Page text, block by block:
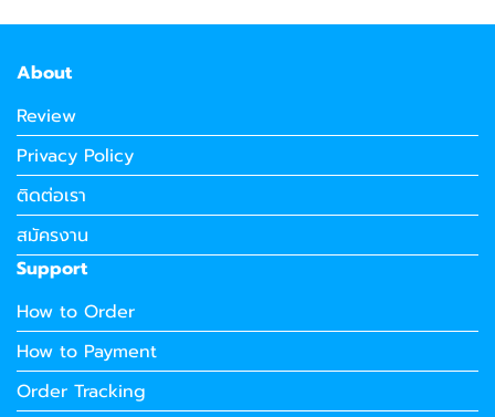
About
Review
Privacy Policy
ติดต่อเรา
สมัครงาน
Support
How to Order
How to Payment
Order Tracking